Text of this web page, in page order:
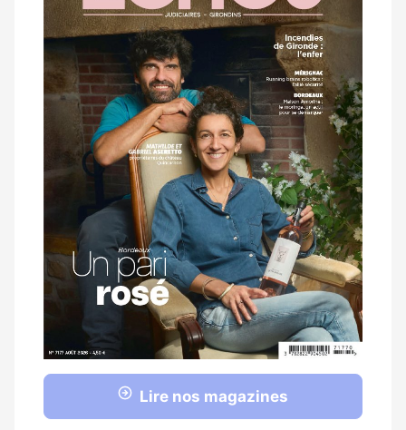
Lire nos magazines